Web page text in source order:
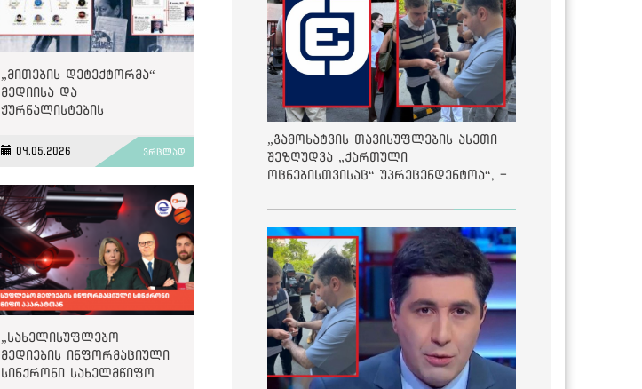
„მითების დეტექტორმა“
მედიისა და
ჟურნალისტების
გავრცელებული
დეზინფორმაციისა და
42 შემთხვევა გამოავლინა
04.05.2026 ვრცლად
„სახელისუფლებო
მედიების ინფორმაციული
სინქრონი სახელმწიფო
„გამოხატვის თავისუფლების ასეთი
შეზღუდვა „ქართული
ოცნებისთვისაც“ უპრეცენდენტოა“, -